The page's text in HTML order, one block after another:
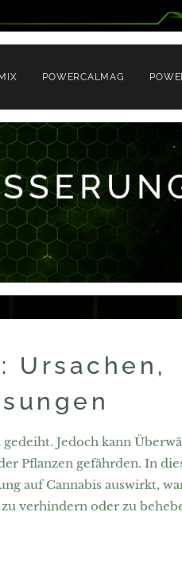
POWERCALMAG
Ursachen,
Jedoch kann
Pflanzen gefährden. In
auf Cannabis auswirkt,
verhindern oder zu